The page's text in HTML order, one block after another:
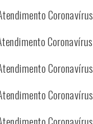
Coronavírus
Coronavírus
Coronavírus
Coronavírus